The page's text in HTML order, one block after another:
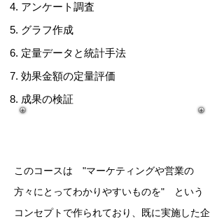
アンケート調査
グラフ作成
定量データと統計手法
効果金額の定量評価
​成果の検証
このコースは "マーケティングや営業の
方々にとってわかりやすいものを" という
コンセプトで作られており、既に実施した企